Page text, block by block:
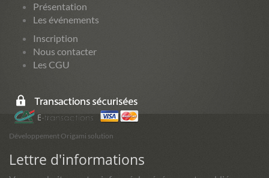
Présentation
Les événements
Inscription
Nous contacter
Les CGU
Développement Origami solution
Lettre d'informations